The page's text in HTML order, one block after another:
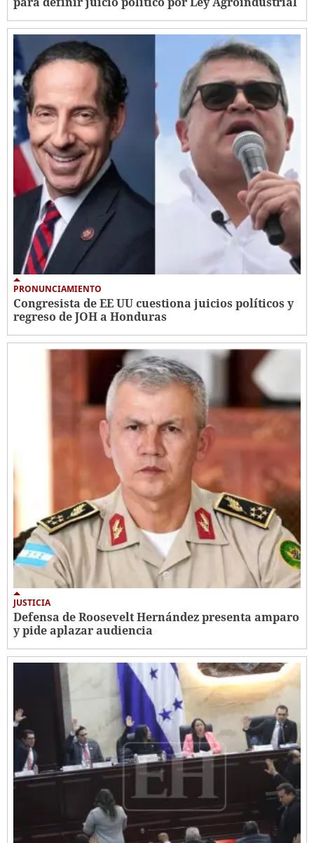
PRONUNCIAMIENTO
Congresista de EE UU cuestiona juicios políticos y
regreso de JOH a Honduras
JUSTICIA
Defensa de Roosevelt Hernández presenta amparo
y pide aplazar audiencia